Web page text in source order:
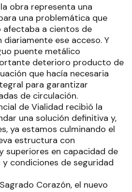
obra representa una
una problemática que
afectaba a cientos de
ese acceso. Y
puente metálico
deterioro producto de
que hacía necesaria
para garantizar
de circulación.
de Vialidad recibió la
una solución definitiva y,
ya estamos culminando el
estructura con
superiores en capacidad de
y condiciones de seguridad
Corazón, el nuevo